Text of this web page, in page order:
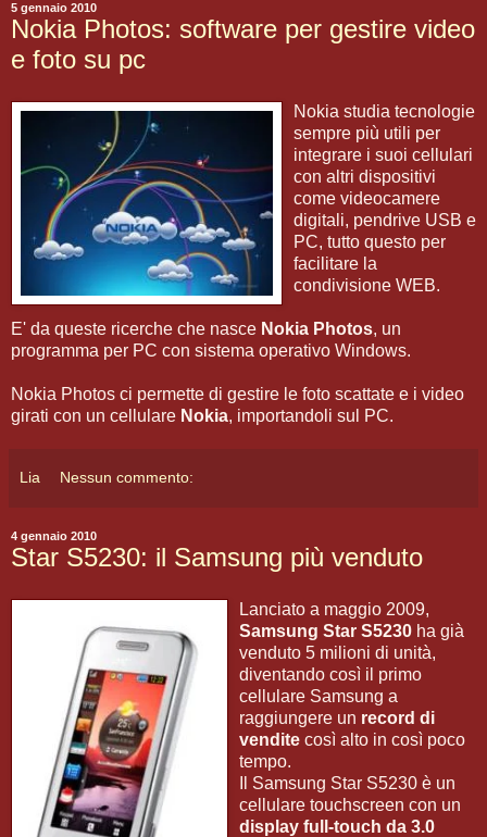
5 gennaio 2010
Nokia Photos: software per gestire video
e foto su pc
Nokia studia tecnologie
sempre più utili per
integrare i suoi cellulari
con altri dispositivi
come videocamere
digitali, pendrive USB e
PC, tutto questo per
facilitare la
condivisione WEB.
E' da queste ricerche che nasce Nokia Photos, un
programma per PC con sistema operativo Windows.
Nokia Photos ci permette di gestire le foto scattate e i video
girati con un cellulare Nokia, importandoli sul PC.
Lia Nessun commento:
4 gennaio 2010
Star S5230: il Samsung più venduto
Lanciato a maggio 2009,
Samsung Star S5230 ha già
venduto 5 milioni di unità,
diventando così il primo
cellulare Samsung a
raggiungere un record di
vendite così alto in così poco
tempo.
Il Samsung Star S5230 è un
cellulare touchscreen con un
display full-touch da 3.0